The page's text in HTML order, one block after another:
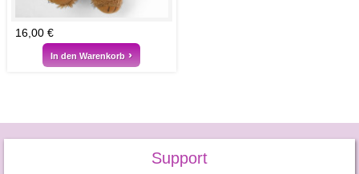
16,00 €
In den Warenkorb
Support